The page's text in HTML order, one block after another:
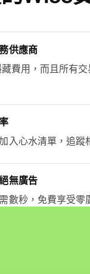
供應商
費用，而且所有
入心水清單，追蹤
無廣告
數秒，免費享受零